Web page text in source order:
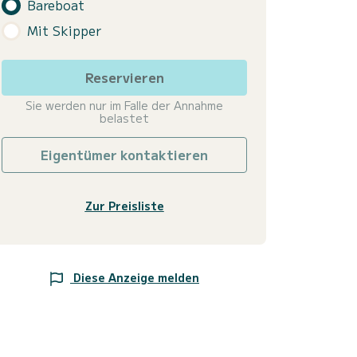
Bareboat
Mit Skipper
Reservieren
Sie werden nur im Falle der Annahme
belastet
Eigentümer kontaktieren
Zur Preisliste
Diese Anzeige melden